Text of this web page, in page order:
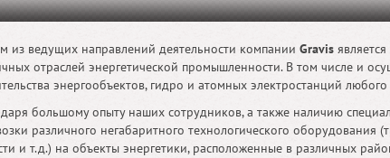
из ведущих направлений деятельности компании Gravis
отраслей энергетической промышленности. В том числе и
энергообъектов, гидро и атомных электростанций
большому опыту наших сотрудников, а также наличию
различного негабаритного технологического
и т.д.) на объекты энергетики, расположенные в различных